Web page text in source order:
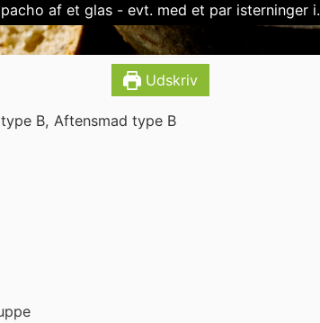
af et glas - evt. med et par isterninger i.
Udskriv
B, Aftensmad type B